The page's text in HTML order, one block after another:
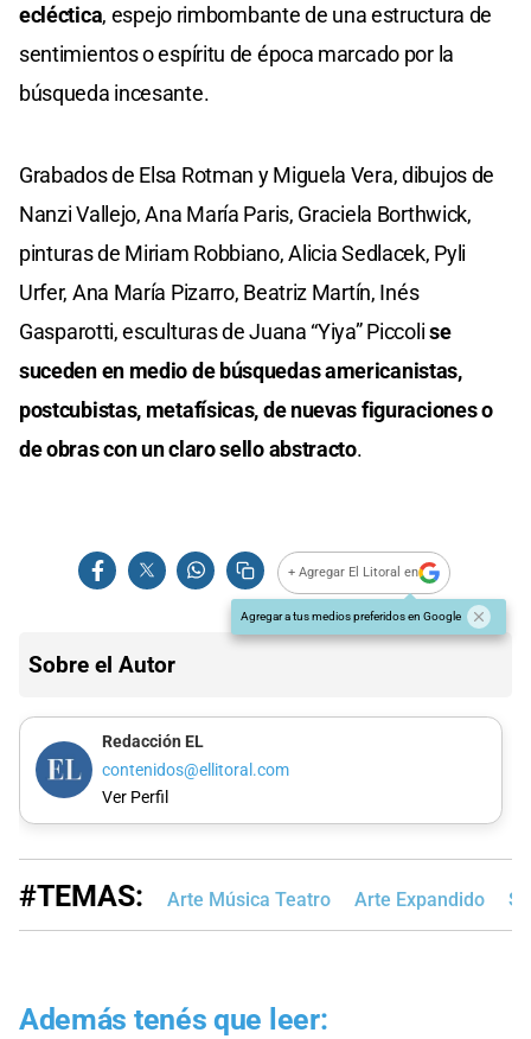
ecléctica, espejo rimbombante de una estructura de
sentimientos o espíritu de época marcado por la
búsqueda incesante.
Grabados de Elsa Rotman y Miguela Vera, dibujos de
Nanzi Vallejo, Ana María Paris, Graciela Borthwick,
pinturas de Miriam Robbiano, Alicia Sedlacek, Pyli
Urfer, Ana María Pizarro, Beatriz Martín, Inés
Gasparotti, esculturas de Juana “Yiya” Piccolise
suceden en medio de búsquedas americanistas,
postcubistas, metafísicas, de nuevas figuraciones o
de obras con un claro sello abstracto.
+ Agregar El Litoral en
Agregar a tus medios preferidos en Google
Sobre el Autor
Redacción EL
contenidos@ellitoral.com
Ver Perfil
#TEMAS: Arte Música Teatro Arte Expandido
Además tenés que leer: